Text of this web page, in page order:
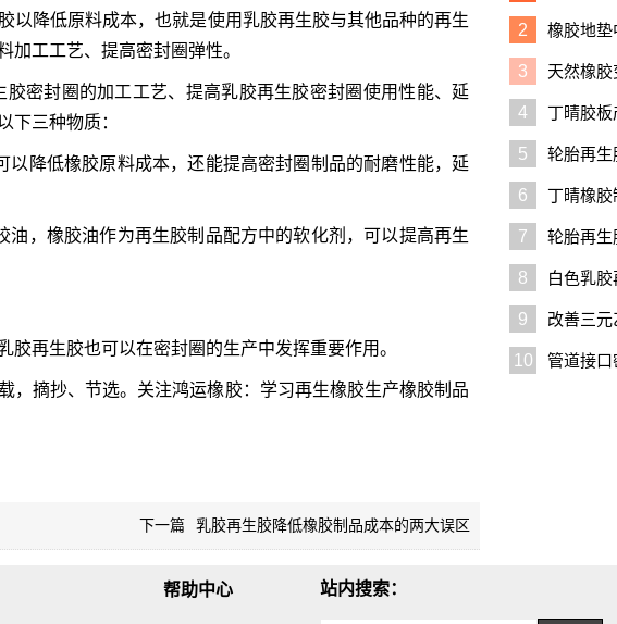
以降低原料成本，也就是使用乳胶再生胶与其他品种的再生
加工工艺、提高密封圈弹性。
密封圈的加工工艺、提高乳胶再生胶密封圈使用性能、延
下三种物质：
以降低橡胶原料成本，还能提高密封圈制品的耐磨性能，延
油，橡胶油作为再生胶制品配方中的软化剂，可以提高再生
再生胶也可以在密封圈的生产中发挥重要作用。
，摘抄、节选。关注鸿运橡胶：学习再生橡胶生产橡胶制品
下一篇 乳胶再生胶降低橡胶制品成本的两大误区
2 橡胶地垫
3 天然橡
4 丁晴胶板
5
轮胎再生
用
6 丁晴橡胶
7
轮胎再生
法
8 白色乳
9 改善三
10
管道接
帮助中心 站内搜索：